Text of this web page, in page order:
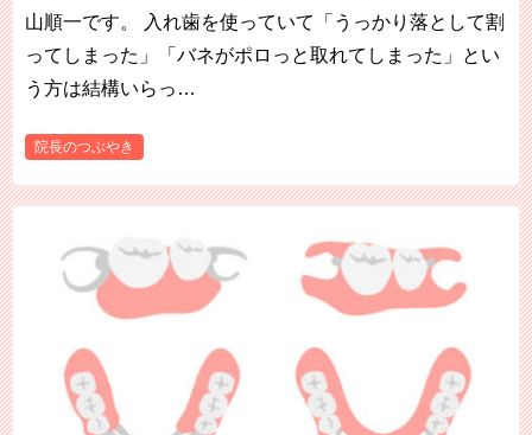
山順一です。 入れ歯を使っていて「うっかり落として割
ってしまった」「バネがポロっと取れてしまった」とい
う方は結構いらっ…
院長のつぶやき